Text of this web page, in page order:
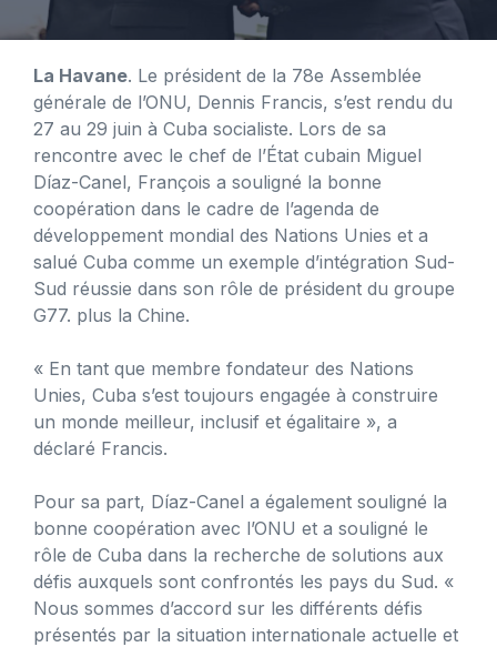
La Havane. Le président de la 78e Assemblée
générale de l’ONU, Dennis Francis, s’est rendu du
27 au 29 juin à Cuba socialiste. Lors de sa
rencontre avec le chef de l’État cubain Miguel
Díaz-Canel, François a souligné la bonne
coopération dans le cadre de l’agenda de
développement mondial des Nations Unies et a
salué Cuba comme un exemple d’intégration Sud-
Sud réussie dans son rôle de président du groupe
G77. plus la Chine.
« En tant que membre fondateur des Nations
Unies, Cuba s’est toujours engagée à construire
un monde meilleur, inclusif et égalitaire », a
déclaré Francis.
Pour sa part, Díaz-Canel a également souligné la
bonne coopération avec l’ONU et a souligné le
rôle de Cuba dans la recherche de solutions aux
défis auxquels sont confrontés les pays du Sud. «
Nous sommes d’accord sur les différents défis
présentés par la situation internationale actuelle et